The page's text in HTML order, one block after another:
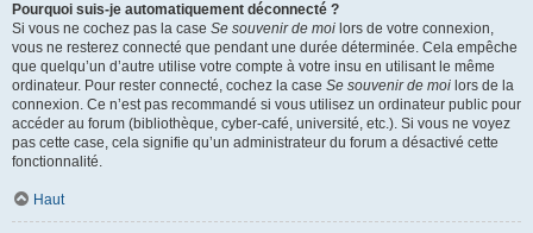
Pourquoi suis-je automatiquement déconnecté ?
Si vous ne cochez pas la case Se souvenir de moi lors de votre connexion,
vous ne resterez connecté que pendant une durée déterminée. Cela empêche
que quelqu’un d’autre utilise votre compte à votre insu en utilisant le même
ordinateur. Pour rester connecté, cochez la case Se souvenir de moi lors de la
connexion. Ce n’est pas recommandé si vous utilisez un ordinateur public pour
accéder au forum (bibliothèque, cyber-café, université, etc.). Si vous ne voyez
pas cette case, cela signifie qu’un administrateur du forum a désactivé cette
fonctionnalité.
Haut